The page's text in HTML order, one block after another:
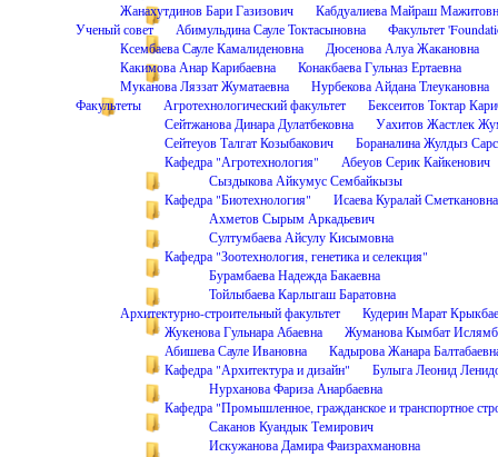
Жанахутдинов Бари Газизович
Кабдуалиева Майраш
Ученый совет
Абимульдина Сауле Токтасыновна
Факультет
Ксембаева Сауле Камалиденовна
Дюсенова Алуа Жакановна
Какимова Анар Карибаевна
Конакбаева Гульназ Ертаевна
Муканова Ляззат Жуматаевна
Нурбекова Айдана Тлеукановна
Факультеты
Агротехнологический факультет
Бексеитов Токтар
Сейтжанова Динара Дулатбековна
Уахитов Жастлек
Сейтеуов Талгат Козыбакович
Бораналина Жулдыз
Кафедра "Агротехнология"
Абеуов Серик Кайкенович
Сыздыкова Айкумус Сембайкызы
Кафедра "Биотехнология"
Исаева Куралай Сметкановна
Ахметов Сырым Аркадьевич
Султумбаева Айсулу Кисымовна
Кафедра "Зоотехнология, генетика и селекция"
Бурамбаева Надежда Бакаевна
Тойлыбаева Карлыгаш Баратовна
Архитектурно-строительный факультет
Кудерин Марат
Жукенова Гульнара Абаевна
Жуманова Кымбат
Абишева Сауле Ивановна
Кадырова Жанара
Кафедра "Архитектура и дизайн"
Булыга Леонид
Нурханова Фариза Анарбаевна
Кафедра "Промышленное, гражданское и транспортное
Саканов Куандык Темирович
Искужанова Дамира Фаизрахмановна